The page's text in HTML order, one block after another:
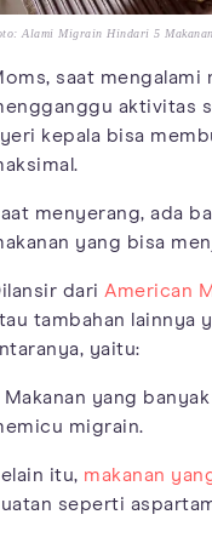
Alami Migrain Hindari 5
saat
aktivitas
kepala bisa
menyerang, ada
yang bisa
dari American
tambahan lainnya
yaitu:
Makanan yang
migrain.
itu, makanan
seperti